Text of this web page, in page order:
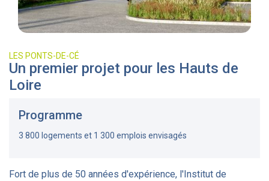
LES PONTS-DE-CÉ
Un premier projet pour les Hauts de
Loire
Programme
3 800 logements et 1 300 emplois envisagés
Fort de plus de 50 années d'expérience, l'Institut de